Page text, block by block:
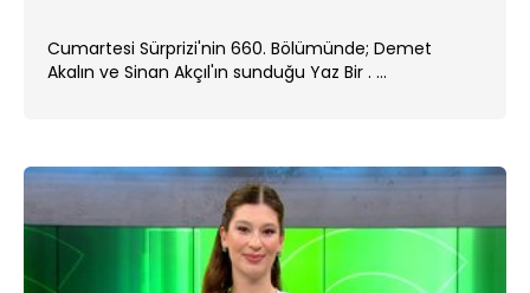
Cumartesi Sürprizi'nin 660. Bölümünde; Demet
Akalın ve Sinan Akçıl'ın sunduğu Yaz Bir . ...